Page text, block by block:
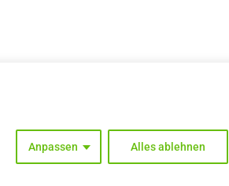
Anpassen Alles ablehnen